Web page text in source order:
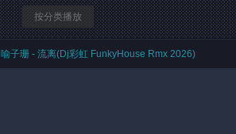
按分类播放
喻子珊 - 流离(Dj彩虹 FunkyHouse Rmx 2026)